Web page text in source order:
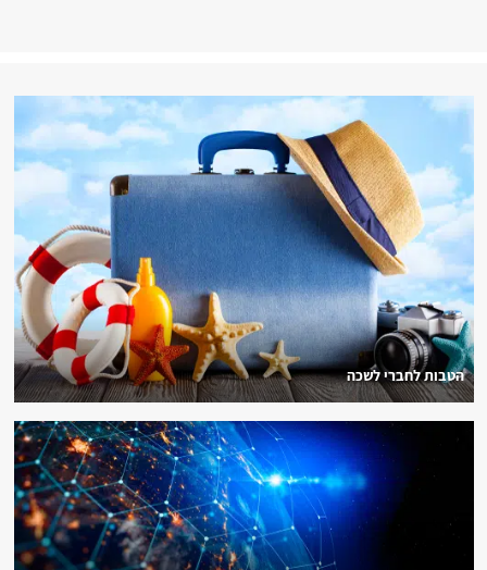
הטבות לחברי לשכה